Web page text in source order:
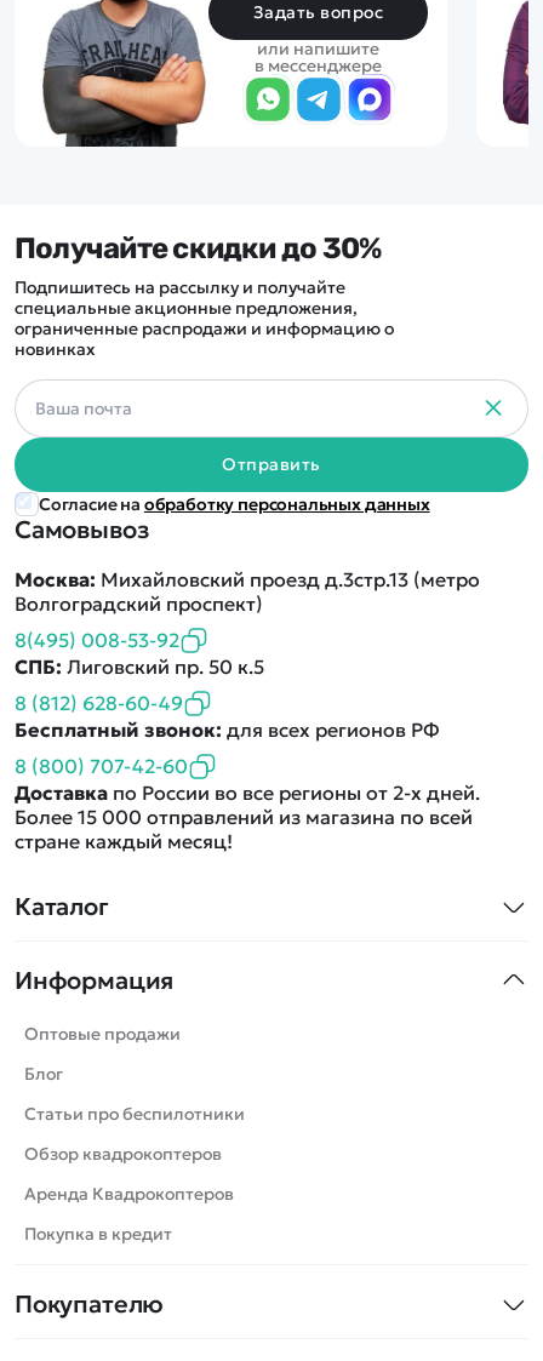
Задать вопрос
или напишите
в мессенджере
Каталог
Машинки
Танки
Вертолеты
Катера
Роботы
Самолеты
Сборные модели
Спецтехника
Информация
Оптовые продажи
Блог
Статьи про беспилотники
Обзор квадрокоптеров
Аренда Квадрокоптеров
Покупка в кредит
Покупателю
Самовывоз
Москва: Михайловский проезд д.3стр.13 (метро
Волгоградский проспект)
8(495) 008-53-92
СПБ: Лиговский пр. 50 к.5
8 (812) 628-60-49
Бесплатный звонок: для всех регионов РФ
8 (800) 707-42-60
Доставка по России во все регионы от 2-х дней.
Более 15 000 отправлений из магазина по всей
стране каждый месяц!
Получайте скидки до 30%
Подпишитесь на рассылку и получайте
специальные акционные предложения,
ограниченные распродажи и информацию о
новинках
Отправить
Согласие на обработку персональных данных